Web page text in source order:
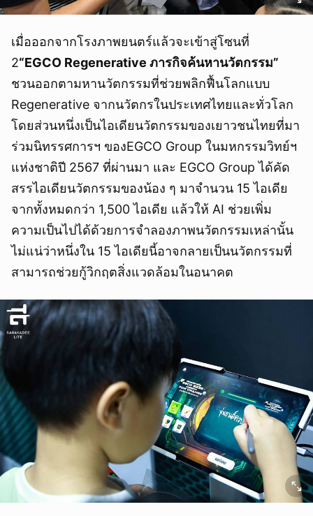
เมื่อออกจากโรงภาพยนตร์แล้วจะเข้าสู่โซนที่
2“EGCO Regenerative ภารกิจค้นหานวัตกรรม”
ชวนออกตามหานวัตกรรมที่ช่วยพลิกฟื้นโลกแบบ
Regenerative จากนวัตกรในประเทศไทยและทั่วโลก
โดยส่วนหนึ่งเป็นไอเดียนวัตกรรมของเยาวชนไทยที่มา
ร่วมนิทรรศการฯ ของEGCO Group ในมหกรรมวิทย์ฯ
แห่งชาติปี 2567 ที่ผ่านมา และ EGCO Group ได้คัด
สรรไอเดียนวัตกรรมของน้อง ๆ มาจำนวน 15 ไอเดีย
จากทั้งหมดกว่า 1,500 ไอเดีย แล้วให้ AI ช่วยเพิ่ม
ความเป็นไปได้ด้วยการจำลองภาพนวัตกรรมเหล่านั้น
ไม่แน่ว่าหนึ่งใน 15 ไอเดียนี้อาจกลายเป็นนวัตกรรมที่
สามารถช่วยกู้วิกฤตสิ่งแวดล้อมในอนาคต